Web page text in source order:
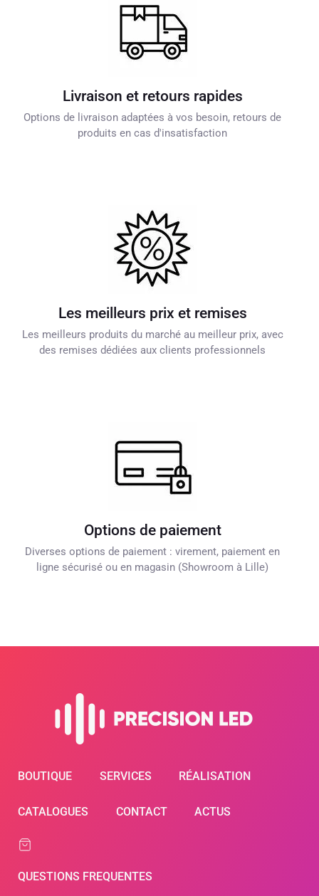
Livraison et retours rapides
Options de livraison adaptées à vos besoin, retours de
produits en cas d'insatisfaction
Les meilleurs prix et remises
Les meilleurs produits du marché au meilleur prix, avec
des remises dédiées aux clients professionnels
Options de paiement
Diverses options de paiement : virement, paiement en
ligne sécurisé ou en magasin (Showroom à Lille)
BOUTIQUE SERVICES RÉALISATION
CATALOGUES CONTACT ACTUS
QUESTIONS FREQUENTES